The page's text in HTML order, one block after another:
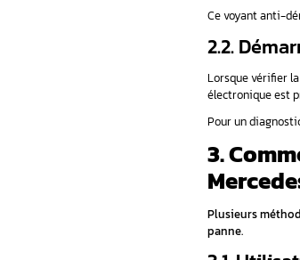
Comment débloquer une voiture
bloquée par l’antidémarrage ?
Quelles sont les causes possibles de
l’activation de l’antidémarrage ?
Système de conversion biocarburant et
Pourquoi privilégier le bio-éthanol